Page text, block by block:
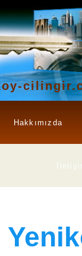
Hakkımızda